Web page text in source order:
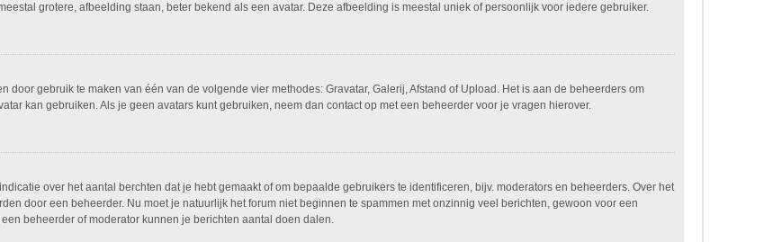
grotere, afbeelding staan, beter bekend als een avatar. Deze afbeelding is meestal uniek of persoonlijk voor iedere gebruiker.
door gebruik te maken van één van de volgende vier methodes: Gravatar, Galerij, Afstand of Upload. Het is aan de beheerders om
kan gebruiken. Als je geen avatars kunt gebruiken, neem dan contact op met een beheerder voor je vragen hierover.
over het aantal berchten dat je hebt gemaakt of om bepaalde gebruikers te identificeren, bijv. moderators en beheerders. Over het
door een beheerder. Nu moet je natuurlijk het forum niet beginnen te spammen met onzinnig veel berichten, gewoon voor een
beheerder of moderator kunnen je berichten aantal doen dalen.